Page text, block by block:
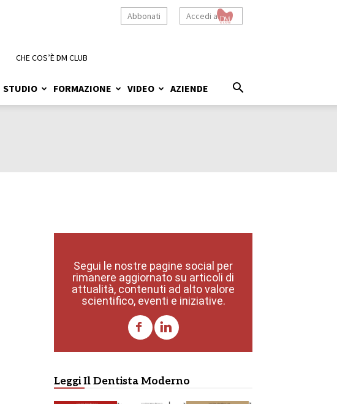
Accedi a
Abbonati
STUDIO FORMAZIONE VIDEO AZIENDE
CHE COS’È DM CLUB
Segui le nostre pagine social per
rimanere aggiornato su articoli di
attualità, contenuti ad alto valore
scientifico, eventi e iniziative.
Leggi Il Dentista Moderno